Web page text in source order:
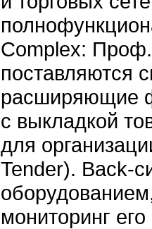
Complex:
поставляются
расширяющие
с выкладкой
для
Tender). Back-
мониторинг